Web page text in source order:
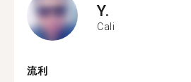
Y.
Cali
流利